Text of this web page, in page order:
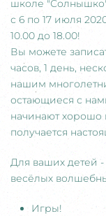
школе "Солнышко"
с 6 по 17 июля
10.00 до 18.00!
Вы можете
часов, 1 день,
нашим
остающиеся с
начинают хорошо
получается
Для ваших детей
весёлых
Игры!